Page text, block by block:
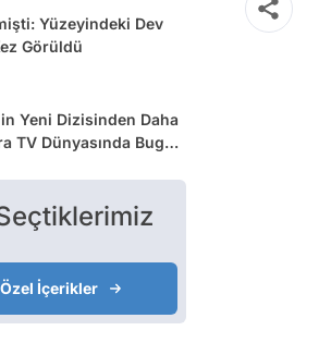
Yüzeyindeki Dev
Görüldü
Yeni Dizisinden Daha
TV Dünyasında Bugün
İçerikler